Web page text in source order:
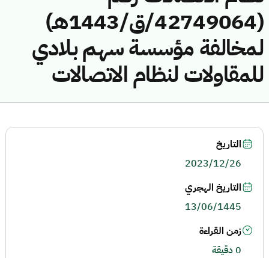
(42749064/ق/1443هـ)
لمخالفة مؤسسة سهم بلادي
للمقاولات لنظام الاتصالات
التاريخ
2023/12/26
التاريخ الهجري
13/06/1445
زمن القراءة
0 دقيقة